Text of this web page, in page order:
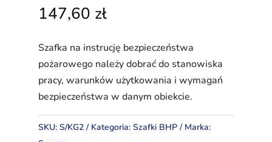
147,60 zł
Szafka na instrucję bezpieczeństwa
pożarowego należy dobrać do stanowiska
pracy, warunków użytkowania i wymagań
bezpieczeństwa w danym obiekcie.
SKU: S/KG2 Kategoria: Szafki BHP
Marka: